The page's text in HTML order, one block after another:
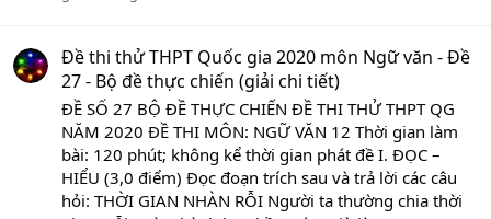
Đề thi thử THPT Quốc gia 2020 môn Ngữ văn - Đề
27 - Bộ đề thực chiến (giải chi tiết)
ĐỀ SỐ 27 BỘ ĐỀ THỰC CHIẾN ĐỀ THI THỬ THPT QG
NĂM 2020 ĐỀ THI MÔN: NGỮ VĂN 12 Thời gian làm
bài: 120 phút; không kể thời gian phát đề I. ĐỌC –
HIỂU (3,0 điểm) Đọc đoạn trích sau và trả lời các câu
hỏi: THỜI GIAN NHÀN RỖI Người ta thường chia thời